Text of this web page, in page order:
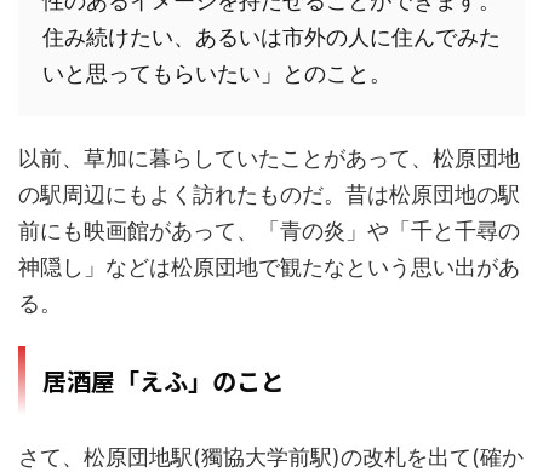
住み続けたい、あるいは市外の人に住んでみた
いと思ってもらいたい」とのこと。
以前、草加に暮らしていたことがあって、松原団地
の駅周辺にもよく訪れたものだ。昔は松原団地の駅
前にも映画館があって、「青の炎」や「千と千尋の
神隠し」などは松原団地で観たなという思い出があ
る。
居酒屋「えふ」のこと
さて、松原団地駅(獨協大学前駅)の改札を出て(確か